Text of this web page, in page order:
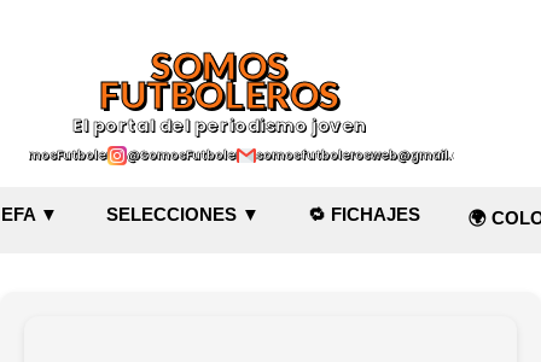
SOMOS
FUTBOLEROS
El portal del periodismo joven
@SomosFutbolerossomosfutbolerosweb@gmail.com
▼ SELECCIONES ▼ 🔁 FICHAJES 🌍